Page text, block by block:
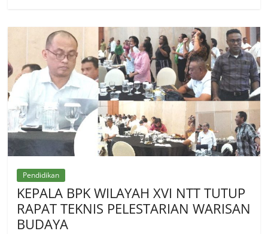
Pendidikan
KEPALA BPK WILAYAH XVI NTT TUTUP
RAPAT TEKNIS PELESTARIAN WARISAN
BUDAYA